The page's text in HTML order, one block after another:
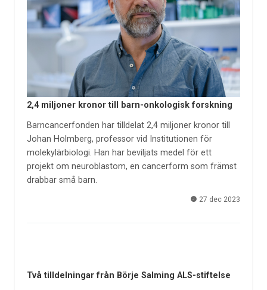
2,4 miljoner kronor till barn-onkologisk forskning
Barncancerfonden har tilldelat 2,4 miljoner kronor till
Johan Holmberg, professor vid Institutionen för
molekylärbiologi. Han har beviljats medel för ett
projekt om neuroblastom, en cancerform som främst
drabbar små barn.
27 dec 2023
Två tilldelningar från Börje Salming ALS-stiftelse